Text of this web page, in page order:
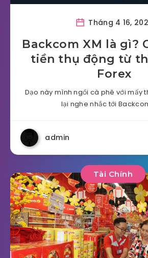
Tháng 4 16,
Backcom XM là gì?
tiền thụ động từ
Forex
Dạo này mình ngồi cà phê với mấy
lại nghe nhắc tới
admin
Tài Chính